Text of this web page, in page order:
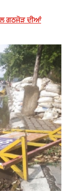
ਗਠਜੋੜ ਦੀਆਂ